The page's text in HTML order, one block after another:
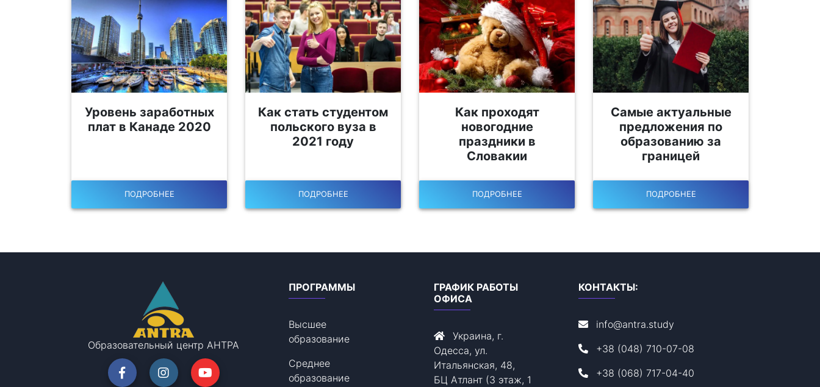
Уровень заработных
плат в Канаде 2020
ПОДРОБНЕЕ
Как стать студентом
польского вуза в
2021 году
ПОДРОБНЕЕ
Как проходят
новогодние
праздники в
Словакии
ПОДРОБНЕЕ
Самые актуальные
предложения по
образованию за
границей
ПОДРОБНЕЕ
Образовательный центр АНТРА
ПРОГРАММЫ
Высшее
образование
Среднее
образование
ГРАФИК РАБОТЫ
ОФИСА
Украина, г.
Одесса, ул.
Итальянская, 48,
БЦ Атлант (3 этаж, 1
КОНТАКТЫ:
info@antra.study
+38 (048) 710-07-08
+38 (068) 717-04-40